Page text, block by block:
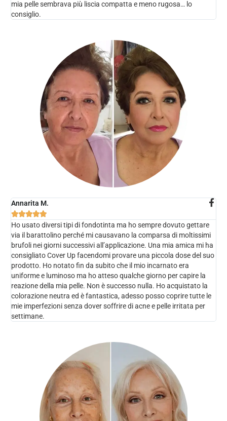
mia pelle sembrava più liscia compatta e meno rugosa… lo
consiglio.
Annarita M.

Ho usato diversi tipi di fondotinta ma ho sempre dovuto gettare
via il barattolino perché mi causavano la comparsa di moltissimi
brufoli nei giorni successivi all’applicazione. Una mia amica mi ha
consigliato Cover Up facendomi provare una piccola dose del suo
prodotto. Ho notato fin da subito che il mio incarnato era
uniforme e luminoso ma ho atteso qualche giorno per capire la
reazione della mia pelle. Non è successo nulla. Ho acquistato la
colorazione neutra ed è fantastica, adesso posso coprire tutte le
mie imperfezioni senza dover soffrire di acne e pelle irritata per
settimane.